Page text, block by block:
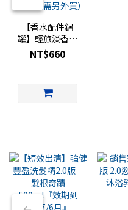
【香水配件鋁
罐】輕旅淡香水
專用｜香水旅行
罐｜
罐（玻璃罐需另
NT$660